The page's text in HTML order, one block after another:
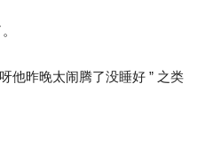
他昨晚太闹腾了没睡好 ” 之类